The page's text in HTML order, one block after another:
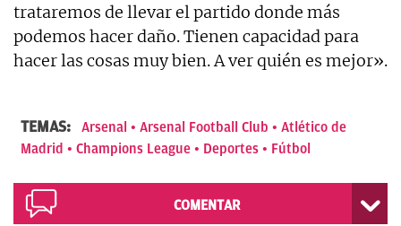
trataremos de llevar el partido donde más
podemos hacer daño. Tienen capacidad para
hacer las cosas muy bien. A ver quién es mejor».
TEMAS: Arsenal Arsenal Football Club
Atlético de
Madrid
Champions League Deportes Fútbol
COMENTAR